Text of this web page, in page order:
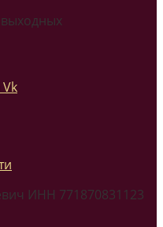
Vk
ИНН 771870831123